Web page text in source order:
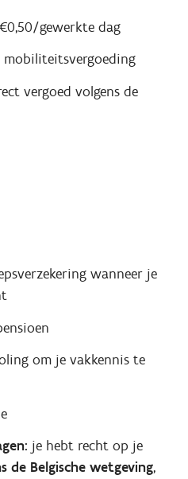
gewerkte dag
mobiliteitsvergoeding
vergoed volgens de
wanneer je
om je vakkennis te
je hebt recht op je
de Belgische wetgeving,